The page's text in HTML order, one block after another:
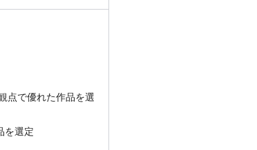
点で優れた作品を選
を選定